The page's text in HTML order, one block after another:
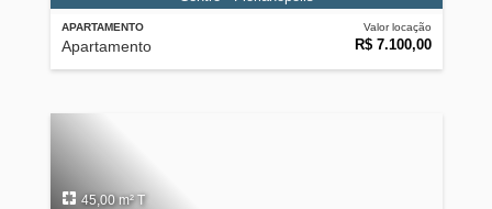
APARTAMENTO
Apartamento
Valor locação
R$ 7.100,00
45,00 m² T